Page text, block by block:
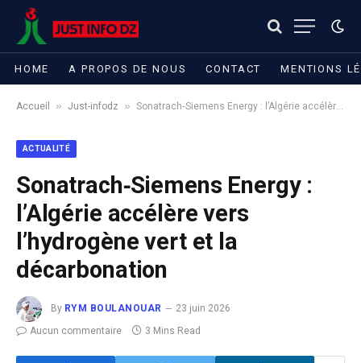
HOME A PROPOS DE NOUS CONTACT MENTIONS
Accueil » Just-infodz » Sonatrach‐Siemens Energy : l’Algérie accélère vers l’hydrogène vert et la décarbonation
ACTUALITÉ
Sonatrach‐Siemens Energy :
l’Algérie accélère vers
l’hydrogène vert et la
décarbonation
By RYM BOULANOUAR
23 juin 2026
Aucun commentaire
3 Mins Read